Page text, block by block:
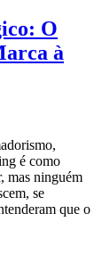
O
à
é como
mas ninguém
se
que o